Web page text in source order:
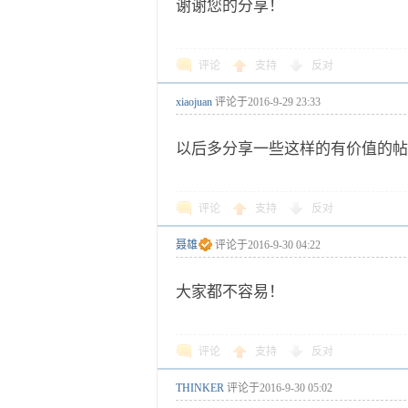
谢谢您的分享！
评论 支持 反对
xiaojuan 评论于2016-9-29 23:33
以后多分享一些这样的有价值的
评论 支持 反对
聂雄 评论于2016-9-30 04:22
大家都不容易！
评论 支持 反对
THINKER 评论于2016-9-30 05:02